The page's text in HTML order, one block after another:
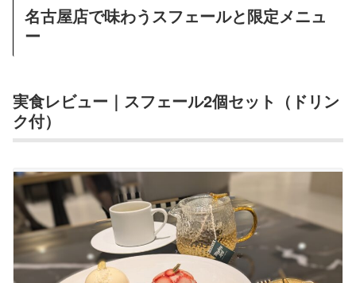
名古屋店で味わうスフェールと限定メニュ
ー
実食レビュー｜スフェール2個セット（ドリン
ク付）